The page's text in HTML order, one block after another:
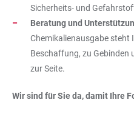
Sicherheits- und
Beratung und
Chemikalienausgabe steht
Beschaffung, zu Gebinden
zur Seite.
Wir sind für Sie da, damit Ihre